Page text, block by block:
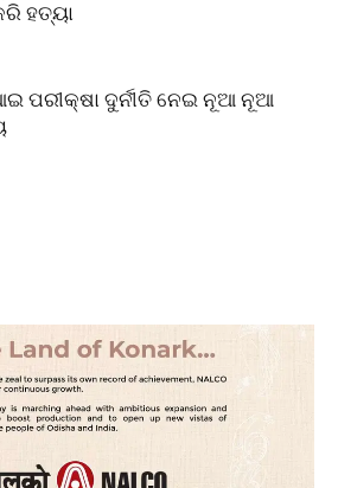
ହତ୍ୟା
ପରୀକ୍ଷା ଦୁର୍ନୀତି ନେଇ ନୂଆ ନୂଆ